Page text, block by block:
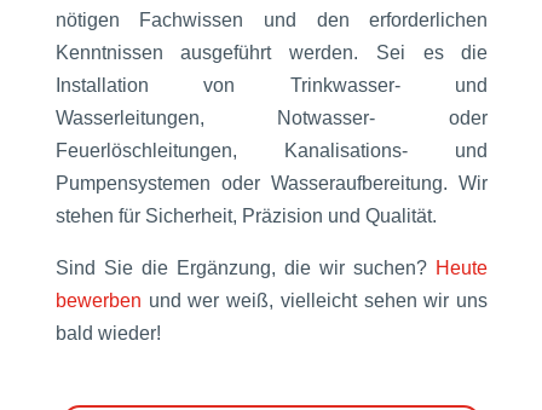
nötigen Fachwissen und den erforderlichen
Kenntnissen ausgeführt werden. Sei es die
Installation von Trinkwasser- und
Wasserleitungen, Notwasser- oder
Feuerlöschleitungen, Kanalisations- und
Pumpensystemen oder Wasseraufbereitung. Wir
stehen für Sicherheit, Präzision und Qualität.
Sind Sie die Ergänzung, die wir suchen? Heute
bewerben und wer weiß, vielleicht sehen wir uns
bald wieder!